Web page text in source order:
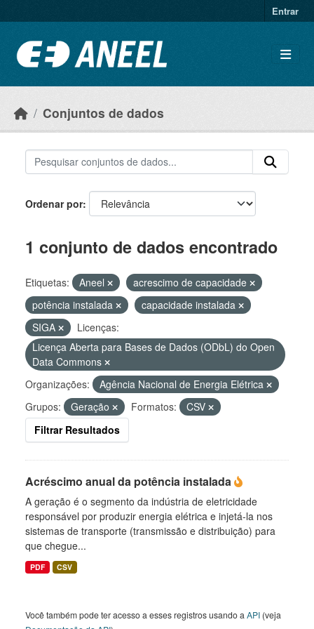
Entrar
Conjuntos de dados
Ordenar por
1 conjunto de dados encontrado
Etiquetas: Aneel
acrescimo de capacidade
potência instalada
capacidade instalada
SIGA
Licenças:
Licença Aberta para Bases de Dados (ODbL) do Open
Data Commons
Organizações:
Agência Nacional de Energia Elétrica
Grupos:
Geração Formatos:
CSV
Filtrar Resultados
Acréscimo anual da potência instalada
A geração é o segmento da indústria de eletricidade
responsável por produzir energia elétrica e injetá-la nos
sistemas de transporte (transmissão e distribuição) para
que chegue...
PDF CSV
Você também pode ter acesso a esses registros usando a API (veja